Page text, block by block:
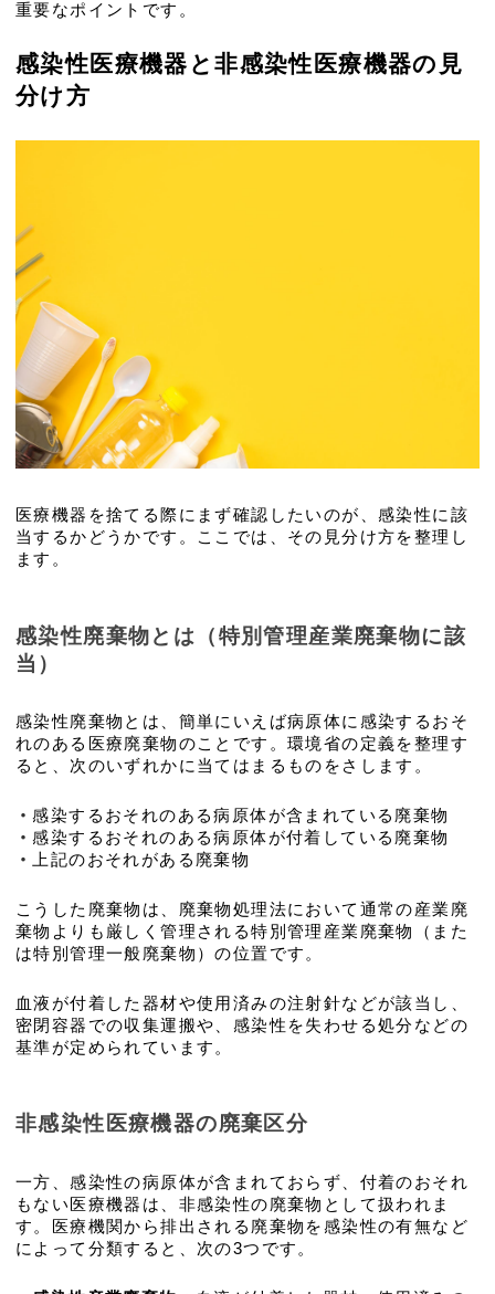
重要なポイントです。
感染性医療機器と非感染性医療機器の見
分け方
医療機器を捨てる際にまず確認したいのが、感染性に該
当するかどうかです。ここでは、その見分け方を整理し
ます。
感染性廃棄物とは（特別管理産業廃棄物に該
当）
感染性廃棄物とは、簡単にいえば病原体に感染するおそ
れのある医療廃棄物のことです。環境省の定義を整理す
ると、次のいずれかに当てはまるものをさします。
・感染するおそれのある病原体が含まれている廃棄物
・感染するおそれのある病原体が付着している廃棄物
・ 上記のおそれがある廃棄物
こうした廃棄物は、廃棄物処理法において通常の産業廃
棄物よりも厳しく管理される特別管理産業廃棄物（また
は特別管理一般廃棄物）の位置です。
血液が付着した器材や使用済みの注射針などが該当し、
密閉容器での収集運搬や、感染性を失わせる処分などの
基準が定められています。
非感染性医療機器の廃棄区分
一方、感染性の病原体が含まれておらず、付着のおそれ
もない医療機器は、非感染性の廃棄物として扱われま
す。医療機関から排出される廃棄物を感染性の有無など
によって分類すると、次の3つです。